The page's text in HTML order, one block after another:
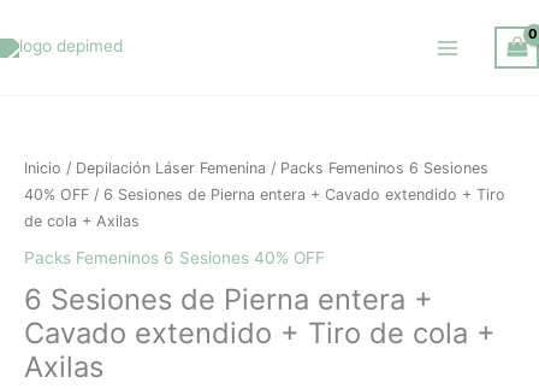
al
Inicio / Depilación Láser Femenina / Packs Femeninos 6 Sesiones
40% OFF / 6 Sesiones de Pierna entera + Cavado extendido + Tiro
de cola + Axilas
Packs Femeninos 6 Sesiones 40% OFF
6 Sesiones de Pierna entera +
Cavado extendido + Tiro de cola +
Axilas
original
era:
$ 41.600.
actual
es:
de
Pierna
entera
Cavado
extendido
+
Tiro
de